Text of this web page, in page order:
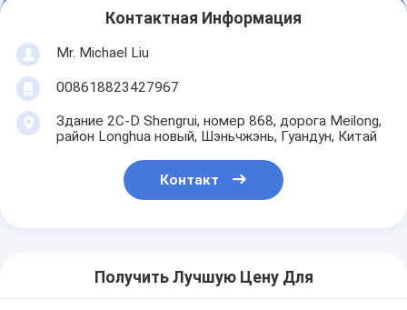
Контактная Информация
Mr. Michael Liu
008618823427967
Здание 2C-D Shengrui, номер 868, дорога Meilong,
район Longhua новый, Шэньчжэнь, Гуандун, Китай
Контакт
Получить Лучшую Цену Для